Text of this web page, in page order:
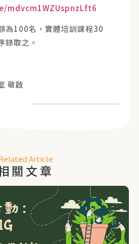
為100名，實體培訓課程30
錄取之。
敬啟
Article
關文章